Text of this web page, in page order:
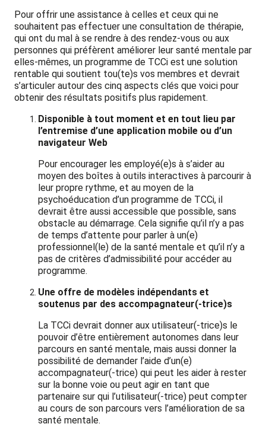
Pour offrir une assistance à celles et ceux qui ne
souhaitent pas effectuer une consultation de thérapie,
qui ont du mal à se rendre à des rendez-vous ou aux
personnes qui préfèrent améliorer leur santé mentale par
elles-mêmes, un programme de TCCi est une solution
rentable qui soutient tou(te)s vos membres et devrait
s’articuler autour des cinq aspects clés que voici pour
obtenir des résultats positifs plus rapidement.
Disponible à tout moment et en tout lieu par
l’entremise d’une application mobile ou d’un
navigateur Web
Pour encourager les employé(e)s à s’aider au
moyen des boîtes à outils interactives à parcourir à
leur propre rythme, et au moyen de la
psychoéducation d’un programme de TCCi, il
devrait être aussi accessible que possible, sans
obstacle au démarrage. Cela signifie qu’il n’y a pas
de temps d’attente pour parler à un(e)
professionnel(le) de la santé mentale et qu’il n’y a
pas de critères d’admissibilité pour accéder au
programme.
Une offre de modèles indépendants et
soutenus par des accompagnateur(-trice)s
La TCCi devrait donner aux utilisateur(-trice)s le
pouvoir d’être entièrement autonomes dans leur
parcours en santé mentale, mais aussi donner la
possibilité de demander l’aide d’un(e)
accompagnateur(-trice) qui peut les aider à rester
sur la bonne voie ou peut agir en tant que
partenaire sur qui l’utilisateur(-trice) peut compter
au cours de son parcours vers l’amélioration de sa
santé mentale.